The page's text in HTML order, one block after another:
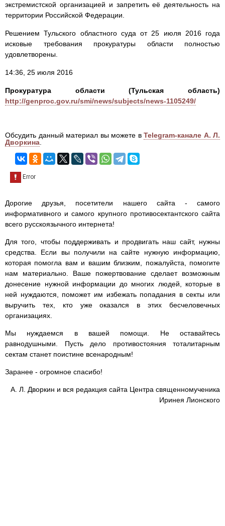
экстремистской организацией и запретить её деятельность на
территории Российской Федерации.
Решением Тульского областного суда от 25 июля 2016 года
исковые требования прокуратуры области полностью
удовлетворены.
14:36, 25 июля 2016
Прокуратура области (Тульская область)
http://genproc.gov.ru/smi/news/subjects/news-1105249/
Обсудить данный материал вы можете в Telegram-канале А. Л.
Дворкина
Дорогие друзья, посетители нашего сайта - самого
информативного и самого крупного противосектантского сайта
всего русскоязычного интернета!
Для того, чтобы поддерживать и продвигать наш сайт, нужны
средства. Если вы получили на сайте нужную информацию,
которая помогла вам и вашим близким, пожалуйста, помогите
нам материально. Ваше пожертвование сделает возможным
донесение нужной информации до многих людей, которые в
ней нуждаются, поможет им избежать попадания в секты или
выручить тех, кто уже оказался в этих бесчеловечных
организациях.
Мы нуждаемся в вашей помощи. Не оставайтесь
равнодушными. Пусть дело противостояния тоталитарным
сектам станет поистине всенародным!
Заранее - огромное спасибо!
А. Л. Дворкин и вся редакция сайта Центра священномученика
Иринея Лионского